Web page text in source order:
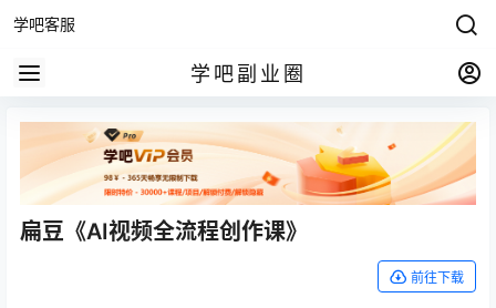
学吧客服
学吧副业圈
扁豆《AI视频全流程创作课》
前往下载